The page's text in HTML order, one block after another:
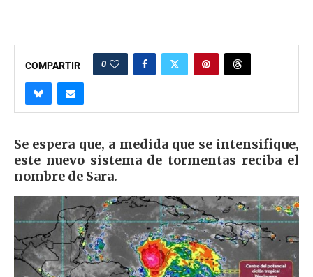
COMPARTIR 0
Se espera que, a medida que se intensifique,
este nuevo sistema de tormentas reciba el
nombre de Sara.